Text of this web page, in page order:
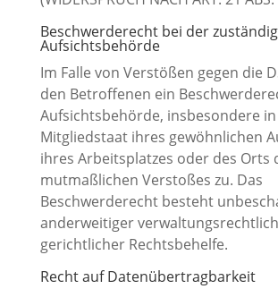
Beschwerde­recht bei der
Aufsichts­behörde
Im Falle von Verstößen gegen die
den Betroffenen ein
Aufsichtsbehörde, insbesondere
Mitgliedstaat ihres gewöhnlichen
ihres Arbeitsplatzes oder des Orts
mutmaßlichen Verstoßes zu. Das
Beschwerderecht besteht
anderweitiger
gerichtlicher Rechtsbehelfe.
Recht auf Daten­übertrag­barkeit